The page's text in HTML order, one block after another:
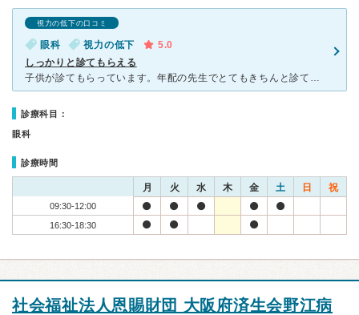
視力の低下の口コミ
眼科 視力の低下
5.0
しっかりと診てもらえる
子供が診てもらっています。年配の先生でとてもきちんと診てくれます。検査の人も優しいですし、テキパキと順に検査を進めていきモタモタ感がありません。今回はコンタクトをお願いしました。中学生ですが本人にしっ
診療科目：
眼科
診療時間
月 火 水 木 金 土 日 祝
09:30-12:00
16:30-18:30
社会福祉法人恩賜財団 大阪府済生会野江病